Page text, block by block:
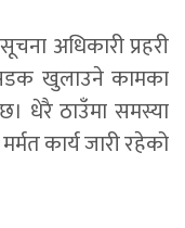
अधिकारी प्रहरी
खुलाउने कामका
धेरै ठाउँमा समस्या
कार्य जारी रहेको